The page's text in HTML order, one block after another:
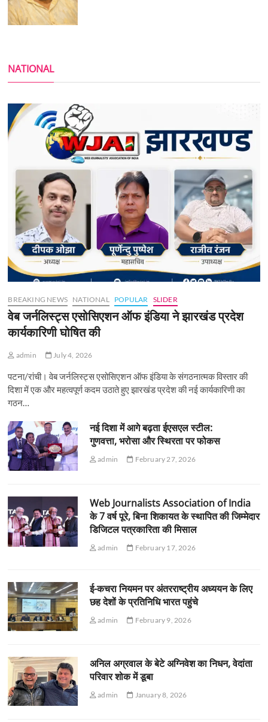
NATIONAL
BREAKING NEWS NATIONAL POPULAR SLIDER
वेब जर्नलिस्ट्स एसोसिएशन ऑफ इंडिया ने झारखंड प्रदेश
कार्यकारिणी घोषित की
admin July 4, 2026
पटना/रांची। वेब जर्नलिस्ट्स एसोसिएशन ऑफ इंडिया के संगठनात्मक विस्तार की
दिशा में एक और महत्वपूर्ण कदम उठाते हुए झारखंड प्रदेश की नई कार्यकारिणी का
गठन…
नई दिशा में आगे बढ़ता ईएसएल स्टील:
गुणवत्ता, भरोसा और स्थिरता पर फोकस
admin February 27, 2026
Web Journalists Association of India
के 7 वर्ष पूरे, बिना शिकायत के स्थापित की जिम्मेदार
डिजिटल पत्रकारिता की मिसाल
admin February 17, 2026
ई-कचरा नियमन पर अंतरराष्ट्रीय अध्ययन के लिए
छह देशों के प्रतिनिधि भारत पहुंचे
admin February 9, 2026
अनिल अग्रवाल के बेटे अग्निवेश का निधन, वेदांता
परिवार शोक में डूबा
admin January 8, 2026